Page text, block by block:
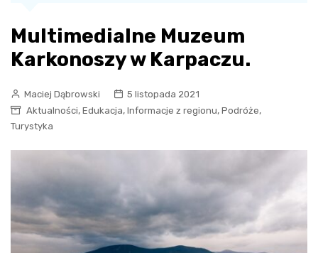
Multimedialne Muzeum
Karkonoszy w Karpaczu.
Maciej Dąbrowski
5 listopada 2021
Aktualności, Edukacja, Informacje z regionu, Podróże,
Turystyka